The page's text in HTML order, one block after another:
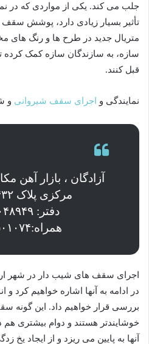
جلب می کند. یکی از مواردی که در
تأثیر بسیار زیادی دارد، پوشش سقف
متریال جدید در طرح ها و رنگ های
سازه، به سازندگان سازه کمک کرده تا
قبل کنند.
نمایندگی و اجرای سقف شیروانی و
آزادگان ، بازار آهن
مرکزی پلاک ۱۴۳۲ و ۱۴۳۳
دفتر: ۰۲۱۵۵۰۴۸۹۴۹
همراه:۰۹۱۲۳۵۰۱۰۷۴
اجرای سقف های شیب دار در شهر
در ادامه به آنها اشاره خواهیم کرد و
بررسی قرار خواهیم داد. این گونه
خوشایندتر هستند و دوام بیشتری هم
آنها به پایین می ریزد و از ایجاد یخ